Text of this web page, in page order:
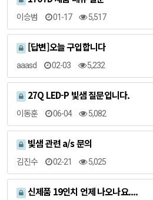
이승범 01-17 5,517
[답변]오늘 구입합니다
aaasd 02-03 5,232
27Q LED-P 빛샘 질문입니다.
이동훈 06-04 5,082
빛샘 관련 a/s 문의
김진수 02-21 5,025
신제품 19인치 언제 나오나요....